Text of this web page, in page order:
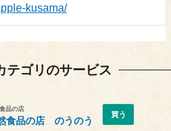
kusama/
テゴリのサービス
品の店
食品の店 のうのう
買う